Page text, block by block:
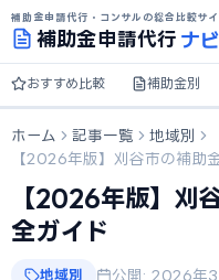
補助金申請代行・コンサルの総合比較サイ
補助金申請代行 ナビ
おすすめ比較 補助金別
ホーム 記事一覧
地域別
【2026年版】刈谷市の補助
【2026年版】刈
全ガイド
地域別 公開: 2026年3